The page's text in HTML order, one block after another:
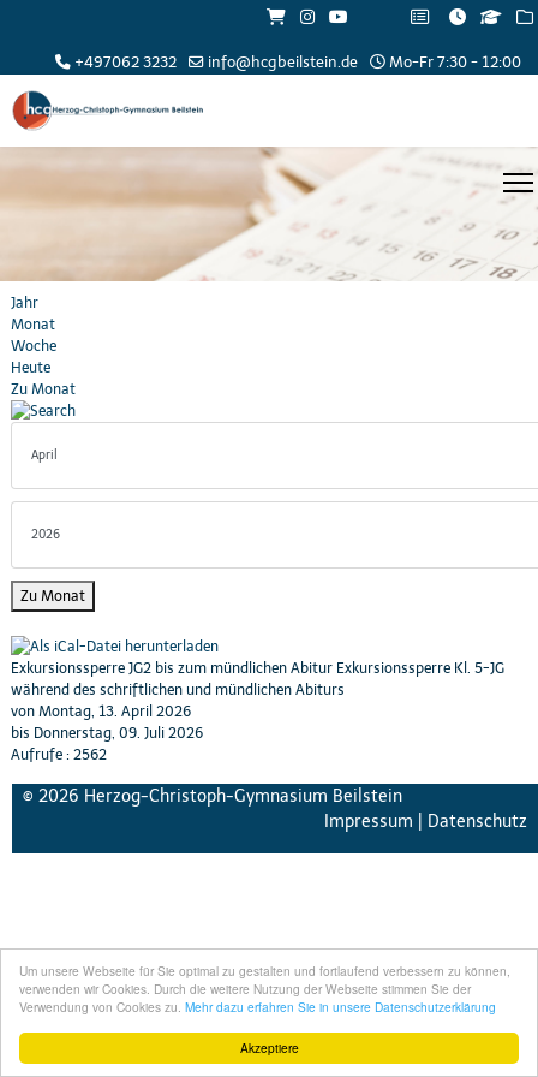
Akzeptiere
Um unsere Webseite für Sie optimal zu gestalten und fortlaufend verbessern zu können,
verwenden wir Cookies. Durch die weitere Nutzung der Webseite stimmen Sie der
Verwendung von Cookies zu. Mehr dazu erfahren Sie in unsere Datenschutzerklärung
+497062 3232 info@hcgbeilstein.de Mo-Fr 7:30 - 12:00
Jahr
Monat
Woche
Heute
Zu Monat
Zu Monat
Exkursionssperre JG2 bis zum mündlichen Abitur Exkursionssperre Kl. 5-JG
während des schriftlichen und mündlichen Abiturs
von Montag, 13. April 2026
bis Donnerstag, 09. Juli 2026
Aufrufe: 2562
© 2026 Herzog-Christoph-Gymnasium Beilstein
Impressum
Datenschutz